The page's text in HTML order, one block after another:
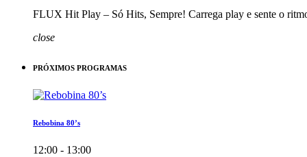
FLUX Hit Play – Só Hits, Sempre! Carrega play e sente o
close
PRÓXIMOS PROGRAMAS
Rebobina 80’s
12:00 - 13:00